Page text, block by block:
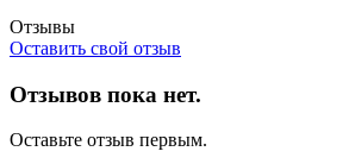
Отзывы
Оставить свой отзыв
Отзывов пока нет.
Оставьте отзыв первым.